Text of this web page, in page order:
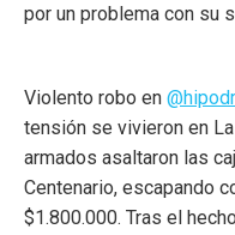
por un problema con su
Violento robo en
tensión se vivieron en
armados asaltaron las
Centenario, escapando
$1.800.000. Tras el